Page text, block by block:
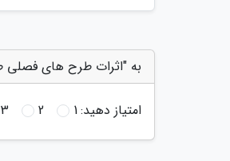
به "اثرات طرح های فصلی
امتیاز دهید:1
2
3